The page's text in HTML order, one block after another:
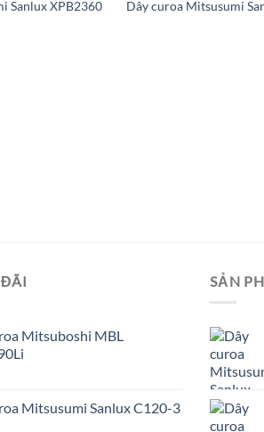
Sanlux XPB2360 Dây curoa Mitsusumi
Mitsuboshi MBL
Mitsusumi Sanlux C120-3
SẢN